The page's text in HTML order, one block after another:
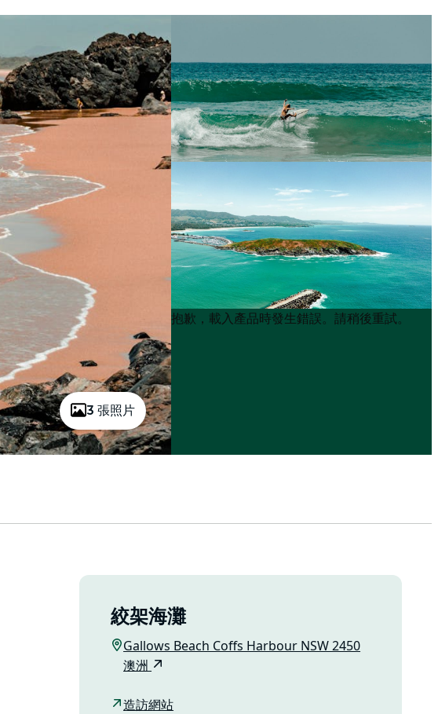
3 張照片
Product
Product
抱歉，載入產品時發生錯誤。請稍後重試。
絞架海灘
Gallows Beach Coffs Harbour NSW 2450
澳洲
造訪網站